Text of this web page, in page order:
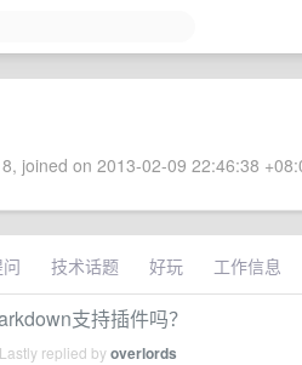
joined on 2013-02-09 22:46:38
技术话题 好玩 工作信息
支持插件吗？
replied byoverlords